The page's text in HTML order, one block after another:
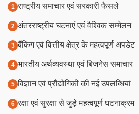
राष्ट्रीय समाचार एवं सरकारी फैसले
अंतरराष्ट्रीय घटनाएं एवं वैश्विक सम्मेलन
बैंकिंग एवं वित्तीय क्षेत्र के महत्वपूर्ण अपडेट
भारतीय अर्थव्यवस्था एवं बिजनेस समाचार
विज्ञान एवं प्रौद्योगिकी की नई उपलब्धियां
रक्षा एवं सुरक्षा से जुड़े महत्वपूर्ण घटनाक्रम